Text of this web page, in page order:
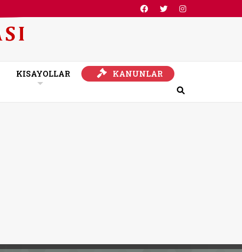
KISAYOLLAR KANUNLAR
KANUNLAR